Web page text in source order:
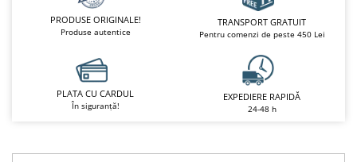
PRODUSE ORIGINALE!
Produse autentice
TRANSPORT GRATUIT
Pentru comenzi de peste 450 Lei
PLATA CU CARDUL
În siguranță!
EXPEDIERE RAPIDĂ
24-48 h